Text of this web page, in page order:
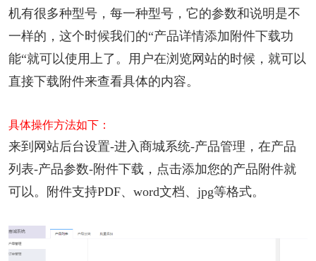
机有很多种型号，每一种型号，它的参数和说明是不
一样的，这个时候我们的“产品详情添加附件下载功
能“就可以使用上了。用户在浏览网站的时候，就可以
直接下载附件来查看具体的内容。
具体操作方法如下：
来到网站后台设置-进入商城系统-产品管理，在产品
列表-产品参数-附件下载，点击添加您的产品附件就
可以。附件支持PDF、word文档、jpg等格式。